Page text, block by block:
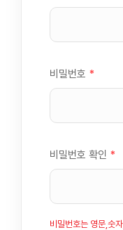
비밀번호 *
비밀번호 확인 *
비밀번호는 영문,숫